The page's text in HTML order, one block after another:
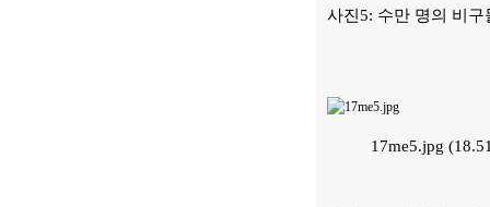
사진5: 수만 명의 비
17me5.jpg